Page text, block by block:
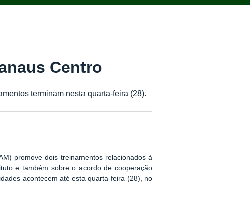
Centro
terminam nesta quarta-feira (28).
promove dois treinamentos relacionados à
e também sobre o acordo de cooperação
acontecem até esta quarta-feira (28), no